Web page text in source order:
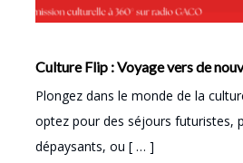
Culture Flip : Voyage vers de
Plongez dans le monde de la
optez pour des séjours futuristes,
dépaysants, ou [ … ]